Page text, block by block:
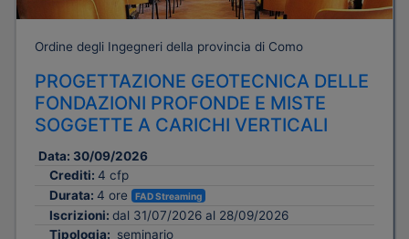
Ordine degli Ingegneri della provincia di Como
PROGETTAZIONE GEOTECNICA DELLE
FONDAZIONI PROFONDE E MISTE
SOGGETTE A CARICHI VERTICALI
Data: 30/09/2026
Crediti: 4 cfp
Durata: 4 ore FAD Streaming
Iscrizioni: dal 31/07/2026 al 28/09/2026
Tipologia: seminario